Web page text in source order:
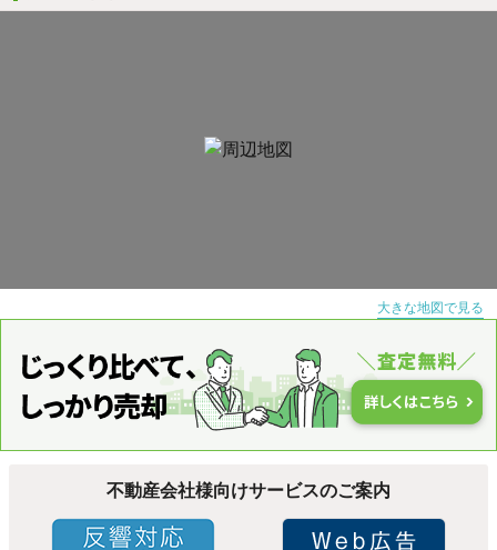
大きな地図で見る
不動産会社様向けサービスのご案内